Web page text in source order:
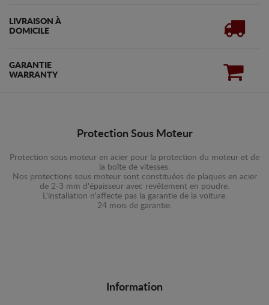
LIVRAISON À
DOMICILE
GARANTIE
WARRANTY
Protection Sous Moteur
Protection sous moteur en acier pour la protection du moteur et de
la boîte de vitesses.
Nos protections sous moteur sont constituées de plaques en acier
de 2-3 mm d'épaisseur avec revêtement en poudre.
L'installation n'affecte pas la garantie de la voiture.
24 mois de garantie.
Information